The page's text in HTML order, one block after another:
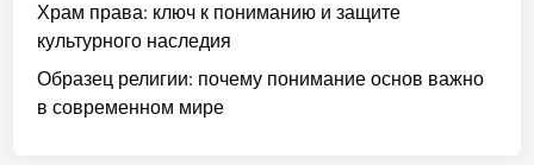
Храм права: ключ к пониманию и защите
культурного наследия
Образец религии: почему понимание основ важно
в современном мире